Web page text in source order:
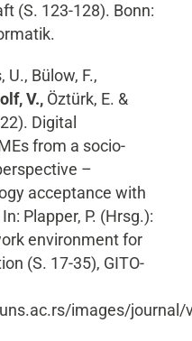
(S. 123-128). Bonn:
U., Bülow, F.,
V., Öztürk, E. &
Digital
from a socio-
–
acceptance with
Plapper, P. (Hrsg.):
environment for
(S. 17-35), GITO-
images/journal/